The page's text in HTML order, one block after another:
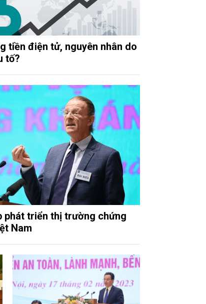
tiền điện tử, nguyên nhân do
tố?
phát triển thị trường chứng
Nam